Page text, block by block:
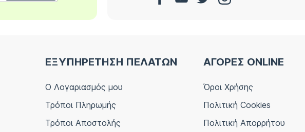
ΕΞΥΠΗΡΕΤΗΣΗ ΠΕΛΑΤΩΝ
Ο Λογαριασμός μου
Τρόποι Πληρωμής
Τρόποι Αποστολής
ΑΓΟΡΕΣ ONLINE
Όροι Χρήσης
Πολιτική Cookies
Πολιτική Απορρήτου